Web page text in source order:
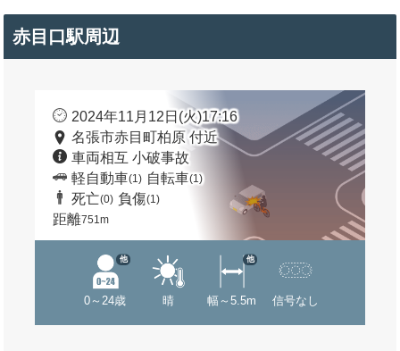
赤目口駅周辺
2024年11月12日(火)17:16
名張市赤目町柏原 付近
車両相互 小破事故
軽自動車(1) 自転車(1)
死亡(0) 負傷(1)
距離751m
0～24歳
他
晴 幅～5.5m
他
信号なし